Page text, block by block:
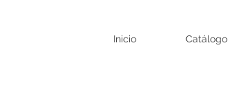
Inicio Catálogo